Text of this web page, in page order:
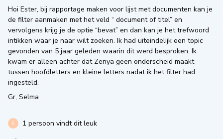
Hoi Ester, bij rapportage maken voor lijst met documenten kan je
de filter aanmaken met het veld “ document of titel” en
vervolgens krijg je de optie “bevat” en dan kan je het trefwoord
intikken waar je naar wilt zoeken. Ik had uiteindelijk een topic
gevonden van 5 jaar geleden waarin dit werd besproken. Ik
kwam er alleen achter dat Zenya geen onderscheid maakt
tussen hoofdletters en kleine letters nadat ik het filter had
ingesteld.
Gr, Selma
E 1 persoon vindt dit leuk